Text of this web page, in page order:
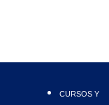
CURSOS Y